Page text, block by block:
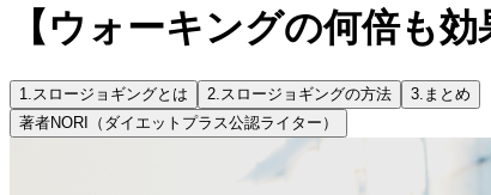
【ウォーキングの何倍も
1.スロージョギングとは 2.スロージョギングの方法 3. まとめ
著者NORI（ダイエットプラス公認ライター）